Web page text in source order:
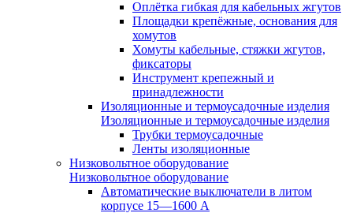
Оплётка гибкая для кабельных жгутов
Площадки крепёжные, основания для
хомутов
Хомуты кабельные, стяжки жгутов,
фиксаторы
Инструмент крепежный и
принадлежности
Изоляционные и термоусадочные изделия
Изоляционные и термоусадочные изделия
Трубки термоусадочные
Ленты изоляционные
Низковольтное оборудование
Низковольтное оборудование
Автоматические выключатели в литом
корпусе 15—1600 А